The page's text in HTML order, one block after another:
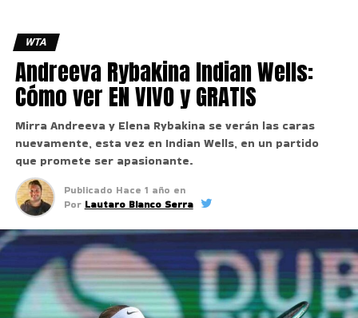
WTA
Andreeva Rybakina Indian Wells:
Cómo ver EN VIVO y GRATIS
Mirra Andreeva y Elena Rybakina se verán las caras
nuevamente, esta vez en Indian Wells, en un partido
que promete ser apasionante.
Publicado Hace 1 año en
Por Lautaro Bianco Serra